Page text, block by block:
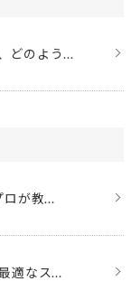
どのよう...
ロが教...
適なス...